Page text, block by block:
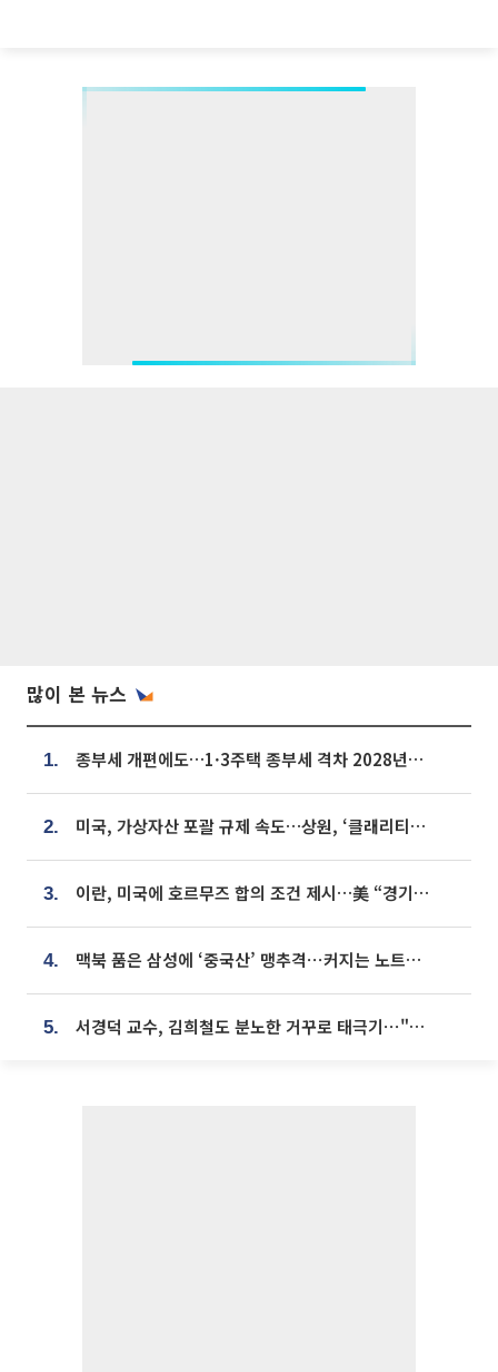
많이 본 뉴스
1. 종부세 개편에도…1·3주택 종부세 격차 2028년부터 확대
2. 미국, 가상자산 포괄 규제 속도…상원, ‘클래리티법’ 9월 절차투표 추진
3. 이란, 미국에 호르무즈 합의 조건 제시…美 “경기 아직 안 끝나” [종합]
4. 맥북 품은 삼성에 ‘중국산’ 맹추격⋯커지는 노트북 OLED 시장
5. 서경덕 교수, 김희철도 분노한 거꾸로 태극기⋯"엉터리는 아냐, 아쉬울 뿐"